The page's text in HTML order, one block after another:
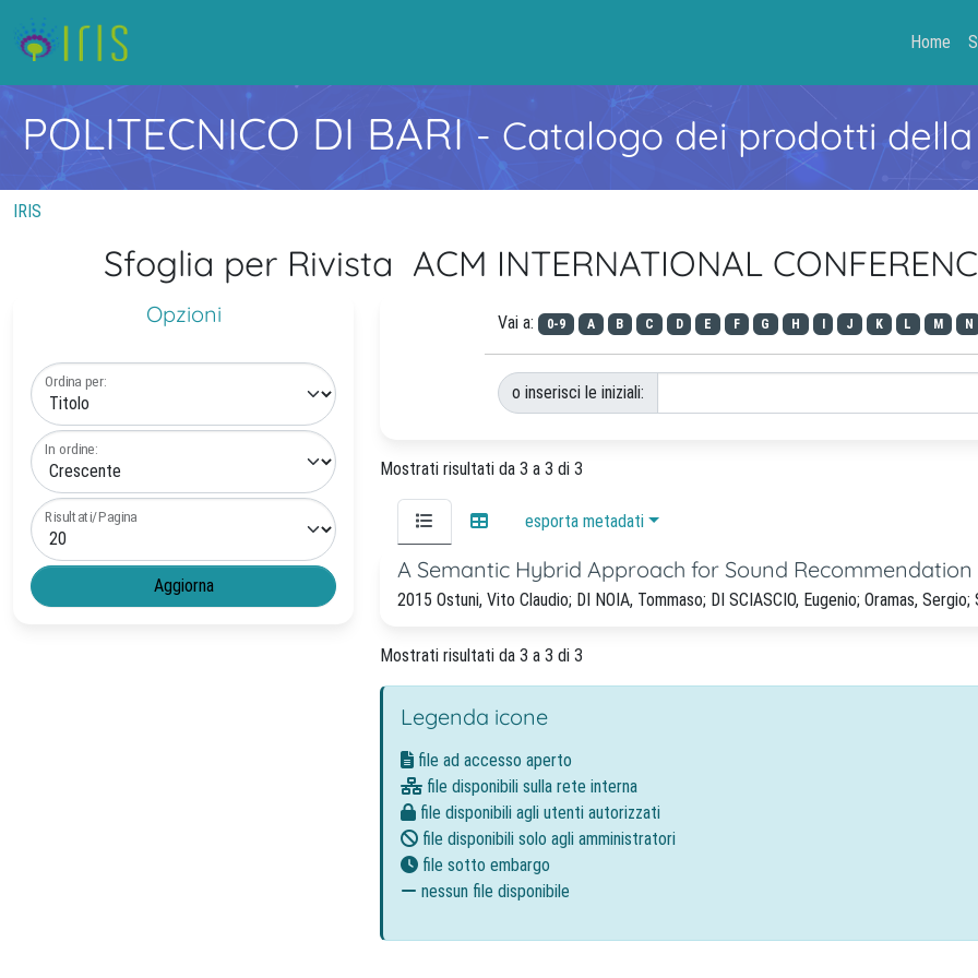
Home
POLITECNICO DI BARI- Catalogo dei prodotti della
IRIS
Sfoglia per Rivista ACM INTERNATIONAL
Opzioni
Ordina per:
In ordine:
Risultati/Pagina
Vai a: 0-9 A B C D E F G H J K L M N
o inserisci le iniziali:
Mostrati risultati da 3 a 3 di 3
esporta metadati
A Semantic Hybrid Approach for Sound Recommendation
2015 Ostuni, Vito Claudio; DI NOIA, Tommaso; DI SCIASCIO, Eugenio; Oramas, Sergio;
Mostrati risultati da 3 a 3 di 3
Legenda icone
file ad accesso aperto
file disponibili sulla rete interna
file disponibili agli utenti autorizzati
file disponibili solo agli amministratori
file sotto embargo
nessun file disponibile